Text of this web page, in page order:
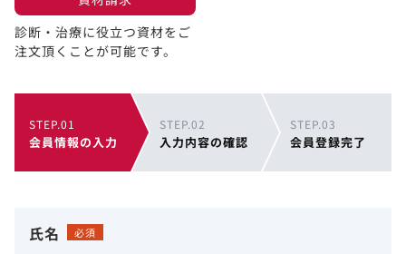
診断・治療に役立つ資材をご
注文頂くことが可能です。
STEP.01
会員情報の入力
STEP.02
入力内容の確認
STEP.03
会員登録完了
氏名 必須